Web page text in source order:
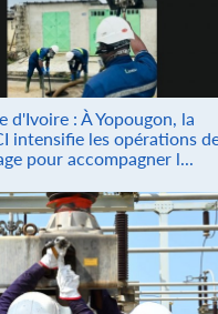
d'Ivoire : À Yopougon, la
intensifie les opérations
pour accompagner l...